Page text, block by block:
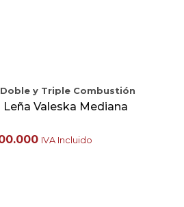
y Triple Combustión
Leña Valeska Mediana
IVA Incluido